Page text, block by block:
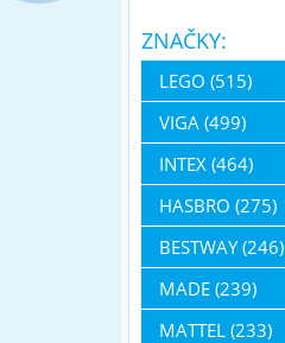
ZNAČKY:
LEGO (515)
VIGA (499)
INTEX (464)
HASBRO (275)
BESTWAY (246)
MADE (239)
MATTEL (233)